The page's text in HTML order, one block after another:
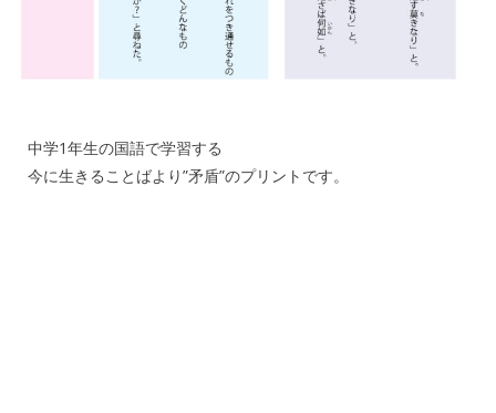
中学1年生の国語で学習する
今に生きることばより”矛盾”のプリントです。